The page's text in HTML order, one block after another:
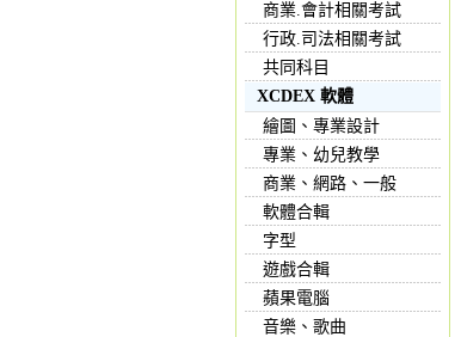
商業.會計相關考試
行政.司法相關考試
共同科目
XCDEX 軟體
繪圖、專業設計
專業、幼兒教學
商業、網路、一般
軟體合輯
字型
遊戲合輯
蘋果電腦
音樂、歌曲